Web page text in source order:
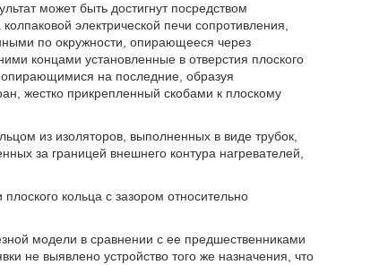
может быть достигнут посредством
электрической печи сопротивления,
по окружности, опирающееся через
концами установленные в отверстия плоского
на последние, образуя
жестко прикрепленный скобами к плоскому
из изоляторов, выполненных в виде трубок,
за границей внешнего контура нагревателей,
кольца с зазором относительно
модели в сравнении с ее предшественниками
не выявлено устройство того же назначения, что